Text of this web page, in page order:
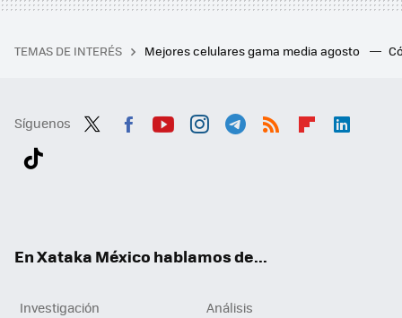
TEMAS DE INTERÉS Mejores celulares gama media agosto
Síguenos
En Xataka México hablamos de...
Investigación
Análisis